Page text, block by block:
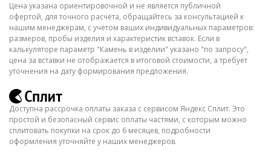
Цена указана ориентировочной и не является публичной
офертой, для точного расчёта, обращайтесь за консультацией к
нашим менеджерам, с учётом ваших индивидуальных параметров:
размеров, пробы изделия и характеристик вставок. Если в
калькуляторе параметр "Камень в изделии" указано "по запросу",
цена за вставки не отображается в итоговой стоимости, а требует
уточнения на дату формирования предложения.
Доступна рассрочка оплаты заказа с сервисом Яндекс Сплит. Это
простой и безопасный сервис оплаты частями, с которым можно
сплитовать покупки на срок до 6 месяцев, подробности
оформления уточняйте у наших менеджеров.